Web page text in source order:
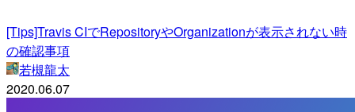
[Tips]Travis CIでRepositoryやOrganizationが表示されない時
の確認事項
若槻龍太
2020.06.07